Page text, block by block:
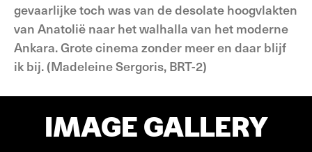
gevaarlijke toch was van de desolate hoogvlakten
van Anatolië naar het walhalla van het moderne
Ankara. Grote cinema zonder meer en daar blijf
ik bij. (Madeleine Sergoris, BRT-2)
IMAGE GALLERY